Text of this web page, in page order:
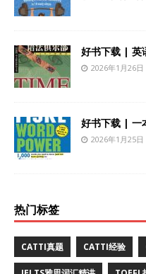
好书下载 | 英
2026年1月26日
好书下载 | 一
2026年1月25日
热门标签
CATTI真题 CATTI经验